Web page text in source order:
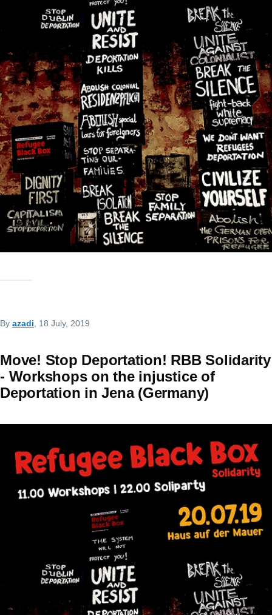
By azadi , 18 July, 2019
Move! Stop Deportation! RBB Solidarity
- Workshops on the injustice of
Deportation in Jena (Germany)